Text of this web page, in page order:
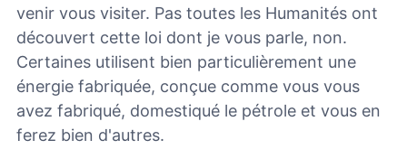
venir vous visiter. Pas toutes les Humanités ont
découvert cette loi dont je vous parle, non.
Certaines utilisent bien particulièrement une
énergie fabriquée, conçue comme vous vous
avez fabriqué, domestiqué le pétrole et vous en
ferez bien d'autres.